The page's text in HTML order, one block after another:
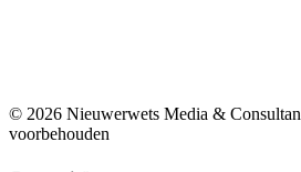
© 2026 Nieuwerwets Media &
voorbehouden